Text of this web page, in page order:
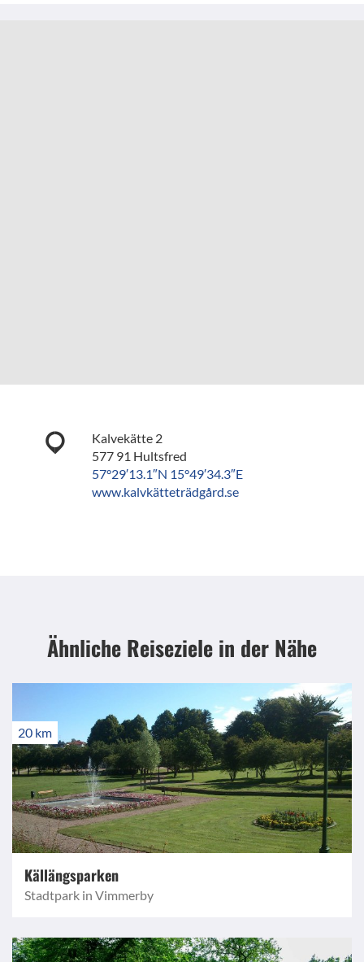
Kalvekätte 2
577 91 Hultsfred
57°29′13.1″N 15°49′34.3″E
www.kalvkätteträdgård.se
Ähnliche Reiseziele in der Nähe
20 km
Källängsparken
Stadtpark in Vimmerby